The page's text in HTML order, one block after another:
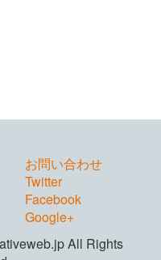
お問い合わせ
Twitter
Facebook
Google+
All Rights